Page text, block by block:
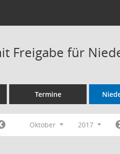
Freigabe für
Termine
Oktober 2017